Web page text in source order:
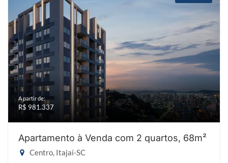
A partir de:
R$ 981.337
Apartamento à Venda com 2 quartos, 68m²
Centro, Itajaí-SC